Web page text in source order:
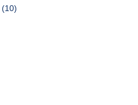
(10)